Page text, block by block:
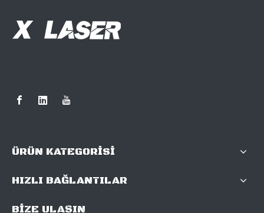
ÜRÜN KATEGORİSİ
HIZLI BAĞLANTILAR
BİZE ULAŞIN